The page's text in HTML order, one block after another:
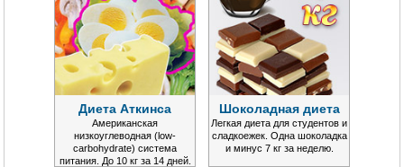
Диета Аткинса
Американская
низкоуглеводная (low-
carbohydrate) система
питания. До 10 кг за 14 дней.
Шоколадная диета
Легкая диета для студентов и
сладкоежек. Одна шоколадка
и минус 7 кг за неделю.